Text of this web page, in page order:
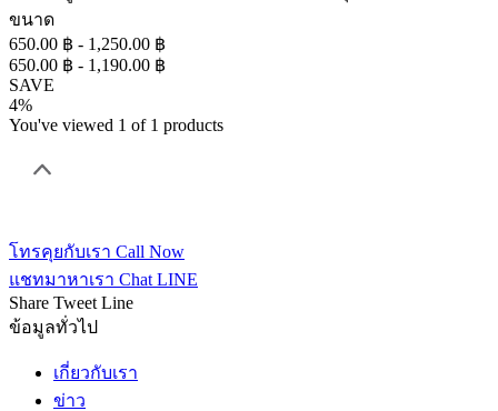
ขนาด
650.00 ฿ - 1,250.00 ฿
650.00 ฿ - 1,190.00 ฿
SAVE
4%
You've viewed 1 of 1 products
โทรคุยกับเรา Call Now
แชทมาหาเรา Chat LINE
Share Tweet Line
ข้อมูลทั่วไป
เกี่ยวกับเรา
ข่าว